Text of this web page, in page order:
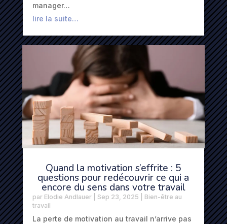
manager…
lire la suite…
Quand la motivation s’effrite : 5
questions pour redécouvrir ce qui a
encore du sens dans votre travail
par Elodie Andlauer| Sep 23, 2025
Bien-être au
travail
La perte de motivation au travail n’arrive pas